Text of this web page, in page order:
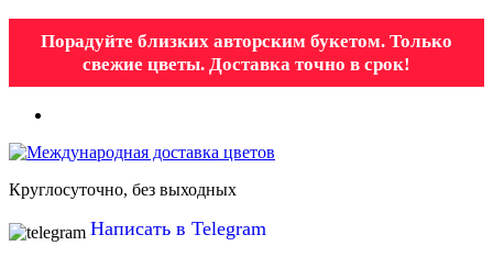
Порадуйте близких авторским букетом. Только
свежие цветы. Доставка точно в срок!
Круглосуточно, без выходных
Написать в Telegram